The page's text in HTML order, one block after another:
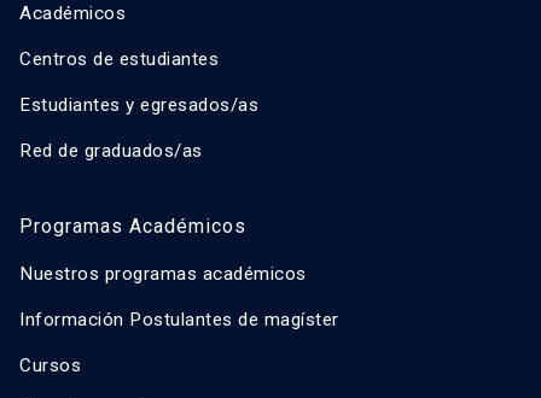
Académicos
Centros de estudiantes
Estudiantes y egresados/as
Red de graduados/as
Programas Académicos
Nuestros programas académicos
Información Postulantes de magíster
Cursos